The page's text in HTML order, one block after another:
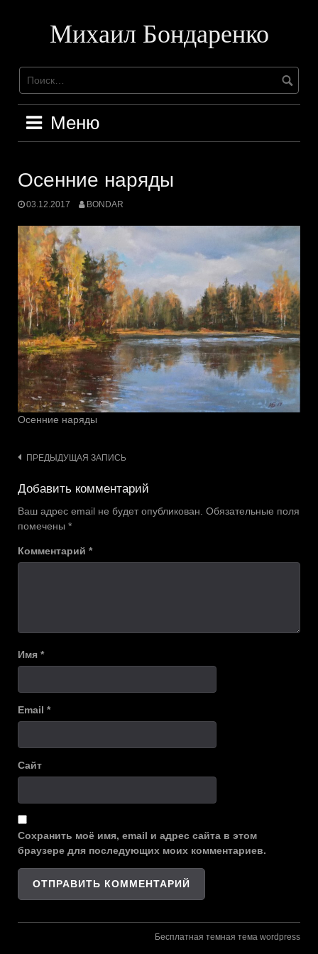
содержимомуМихаил Бондаренко
Меню
Осенние наряды
03.12.2017 BONDAR
Осенние наряды
Навигация
записям
ПРЕДЫДУЩАЯ ЗАПИСЬ
Добавить комментарий
Ваш адрес email не будет опубликован. Обязательные поля
помечены *
Комментарий *
Имя *
Email *
Сайт
Сохранить моё имя, email и адрес сайта в этом
браузере для последующих моих комментариев.
Бесплатная темная тема wordpress